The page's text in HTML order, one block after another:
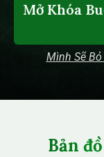
Mở Khóa
Mình Sẽ
Bản